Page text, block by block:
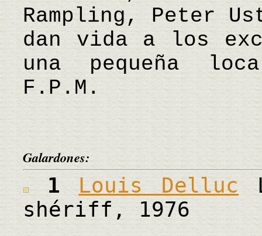
Rampling, Peter
dan vida a los
una pequeña
F.P.M.
Galardones:
1Louis Delluc
shériff, 1976